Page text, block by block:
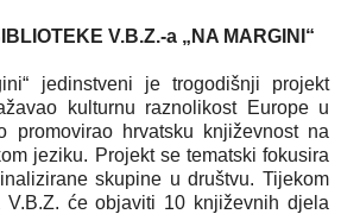
V.B.Z.-a „NA MARGINI“
jedinstveni je trogodišnji projekt
kulturnu raznolikost Europe u
promovirao hrvatsku književnost na
jeziku. Projekt se tematski fokusira
skupine u društvu. Tijekom
V.B.Z. će objaviti 10 književnih djela